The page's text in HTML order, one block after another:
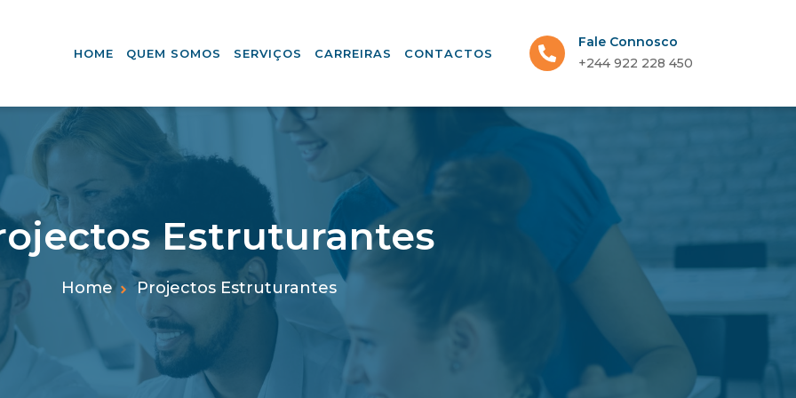
HOME QUEM SOMOS SERVIÇOS CARREIRAS CONTACTOS
Fale Connosco
+244 922 228 450
Estruturantes
Home Projectos Estruturantes